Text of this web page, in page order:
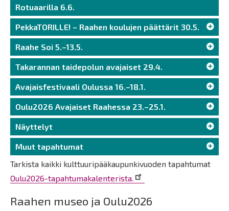
Rotuaarilla 6.6.
PekkaTORILLE! – Raahen koulujen päättärit 30.5.
Raahe Soi 5.–13.5.
Takarannan taidepolun avajaiset 29.4.
Avajaisfestivaali Oulussa 16.–18.1.
Oulu2026 Avajaiset Raahessa 23.–25.1.
Näyttelyt
Muut tapahtumat
Tarkista kaikki kulttuuripääkaupunkivuoden tapahtumat
Oulu2026-tapahtumakalenterista.
Raahen museo ja Oulu2026